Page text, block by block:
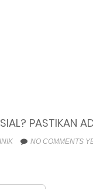
PASTIKAN
NO COMMENTS